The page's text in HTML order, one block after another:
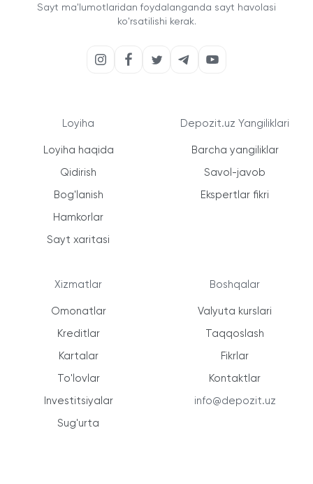
Sayt ma'lumotlaridan foydalanganda sayt havolasi
ko'rsatilishi kerak.
Loyiha
Loyiha haqida
Qidirish
Bog'lanish
Hamkorlar
Sayt xaritasi
Xizmatlar
Omonatlar
Kreditlar
Kartalar
To'lovlar
Investitsiyalar
Sug'urta
Depozit.uz Yangiliklari
Barcha yangiliklar
Savol-javob
Ekspertlar fikri
Boshqalar
Valyuta kurslari
Taqqoslash
Fikrlar
Kontaktlar
info@depozit.uz